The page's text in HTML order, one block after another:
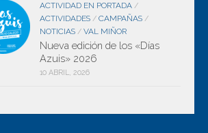
ACTIVIDAD EN PORTADA /
ACTIVIDADES / CAMPAÑAS /
NOTICIAS / VAL MIÑOR
Nueva edición de los «Días
Azuis» 2026
10 ABRIL, 2026